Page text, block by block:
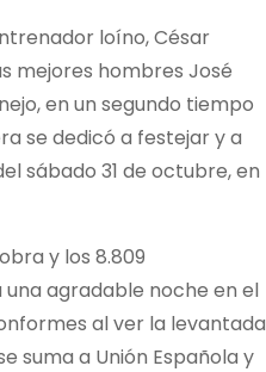
loíno, César
mejores hombres José
en un segundo tiempo
se dedicó a festejar y a
sábado 31 de octubre, en
y los 8.809
agradable noche en el
al ver la levantada
suma a Unión Española y